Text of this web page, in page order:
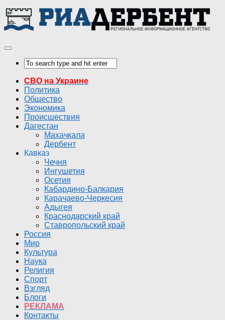
СВО на Украине
Политика
Общество
Экономика
Происшествия
Дагестан
Махачкала
Дербент
Кавказ
Чечня
Ингушетия
Осетия
Кабардино-Балкария
Карачаево-Черкесия
Адыгея
Краснодарский край
Ставропольский край
Россия
Мир
Культура
Наука
Религия
Спорт
Взгляд
Блоги
РЕКЛАМА
Контакты